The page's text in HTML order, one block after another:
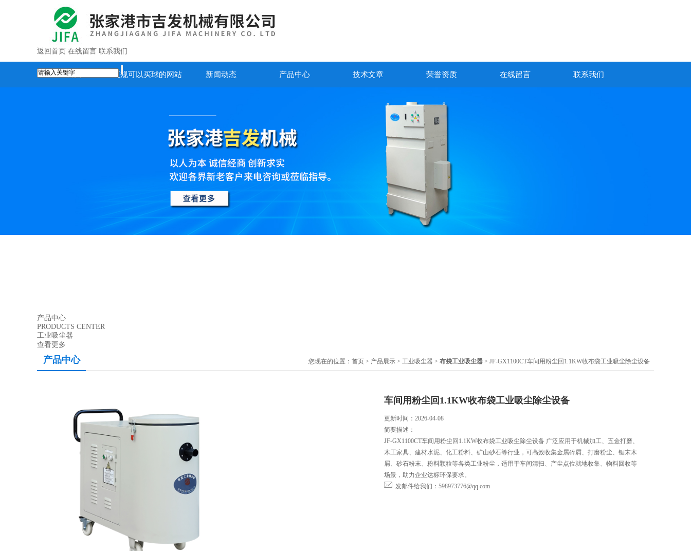
返回首页 在线留言 联系我们
首页 正规可以买球的网站 新闻动态 产品中心 技术文章 荣誉资质 在线留言 联系我们
产品中心
PRODUCTS CENTER
工业吸尘器
查看更多
产品中心 您现在的位置： 首页 > 产品展示 > 工业吸尘器 > 布袋工业吸尘器 > JF-GX1100CT车间用粉尘回1.1KW收布袋工业吸尘除尘设备
车间用粉尘回1.1KW收布袋工业吸尘除尘设备
更新时间：2026-04-08
简要描述：
JF-GX1100CT车间用粉尘回1.1KW收布袋工业吸尘除尘设备 广泛应用于机械加工、五金打磨、
木工家具、建材水泥、化工粉料、矿山砂石等行业，可高效收集金属碎屑、打磨粉尘、锯末木
屑、砂石粉末、粉料颗粒等各类工业粉尘，适用于车间清扫、产尘点位就地收集、物料回收等
场景，助力企业达标环保要求。
发邮件给我们：598973776@qq.com